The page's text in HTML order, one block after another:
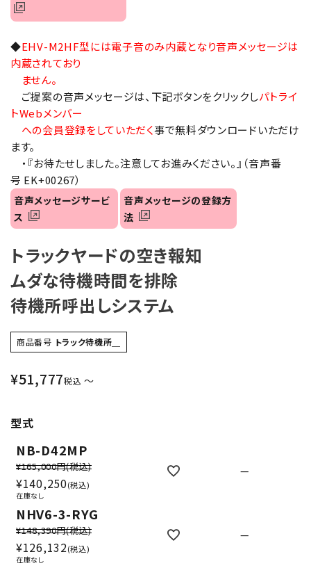
◆EHV-M2HF型には電子音のみ内蔵となり音声メッセージは
内蔵されており
ません。
ご提案の音声メッセージは、下記ボタンをクリックしパトライ
トWebメンバー
への会員登録をしていただく事で無料ダウンロードいただけ
ます。
・『お待たせしました。注意してお進みください。』（音声番
号 EK+00267）
音声メッセージサービ
ス
音声メッセージの登録方
法
トラックヤードの空き報知
ムダな待機時間を排除
待機所呼出しシステム
商品番号 トラック待機所＿
¥51,777税込 〜
型式
NB-D42MP
¥165,000円(税込)
¥140,250 税込
在庫なし
—
NHV6-3-RYG
¥148,390円(税込)
¥126,132 税込
在庫なし
—